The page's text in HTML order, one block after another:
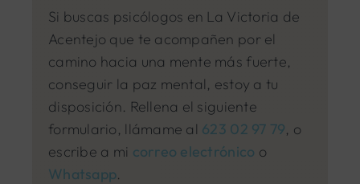
Si buscas psicólogos en La Victoria de
Acentejo que te acompañen por el
camino hacia una mente más fuerte,
conseguir la paz mental, estoy a tu
disposición. Rellena el siguiente
formulario, llámame al 623 02 97 79, o
escribe a mi correo electrónico o
Whatsapp.